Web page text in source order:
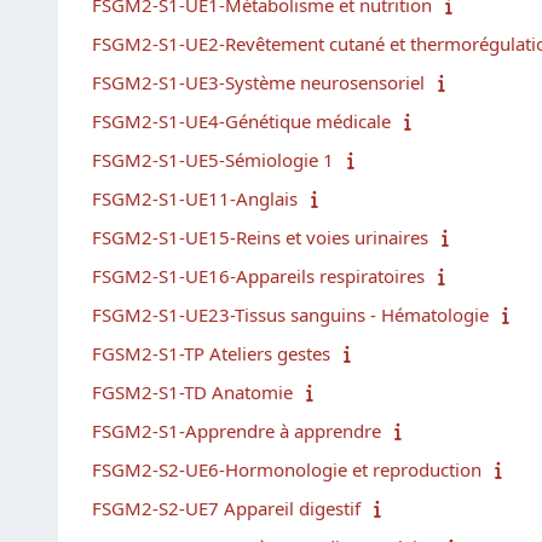
FSGM2-S1-UE1-Métabolisme et nutrition
FSGM2-S1-UE2-Revêtement cutané et
FSGM2-S1-UE3-Système neurosensoriel
FSGM2-S1-UE4-Génétique médicale
FSGM2-S1-UE5-Sémiologie 1
FSGM2-S1-UE11-Anglais
FSGM2-S1-UE15-Reins et voies urinaires
FSGM2-S1-UE16-Appareils respiratoires
FSGM2-S1-UE23-Tissus sanguins - Hématologie
FGSM2-S1-TP Ateliers gestes
FGSM2-S1-TD Anatomie
FSGM2-S1-Apprendre à apprendre
FSGM2-S2-UE6-Hormonologie et reproduction
FSGM2-S2-UE7 Appareil digestif